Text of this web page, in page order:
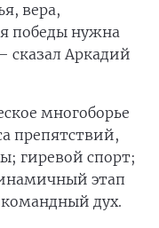
вера,
победы нужна
Аркадий
многоборье
препятствий,
гиревой спорт;
этап
дух.